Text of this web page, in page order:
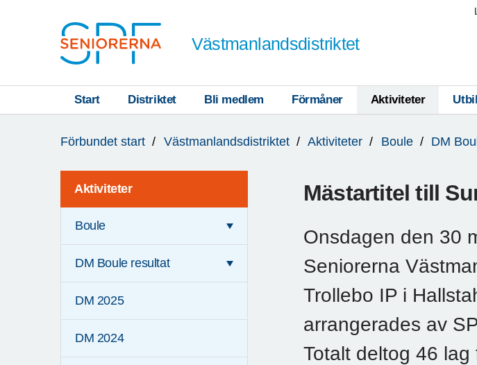
Västmanlandsdistriktet
Start Distriktet Bli medlem Förmåner Aktiviteter
är
Förbundet start Västmanlandsdistriktet Aktiviteter Boule DM
Aktiviteter
Boule
DM Boule resultat
DM 2025
DM 2024
Mästartitel till
Onsdagen den 30
Seniorerna
Trollebo IP i
arrangerades av
Totalt deltog 46